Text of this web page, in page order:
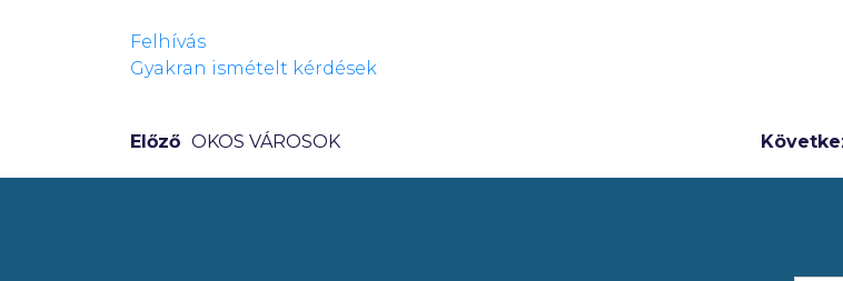
Felhívás
Gyakran ismételt kérdések
Előző OKOS VÁROSOK